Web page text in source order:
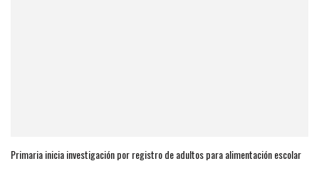
Primaria inicia investigación por registro de adultos para alimentación escolar